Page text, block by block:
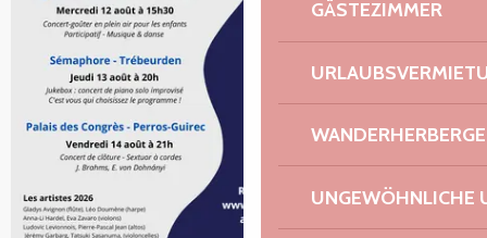
GÄSTEZIMMER
UNGEWÖHNLICHE